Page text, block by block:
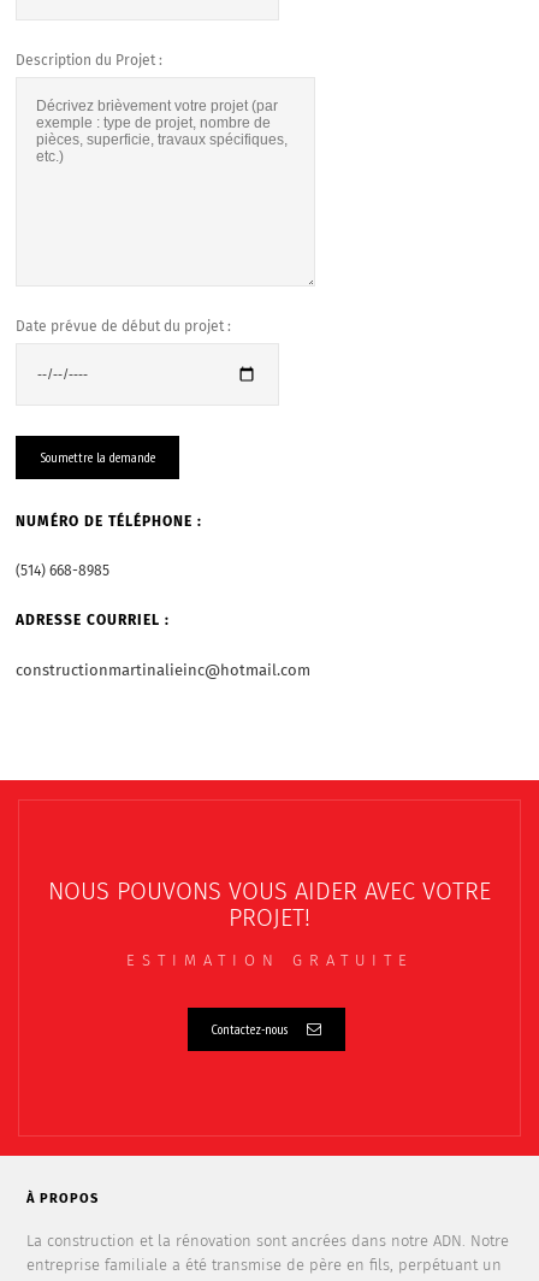
Description du Projet :
Date prévue de début du projet :
NUMÉRO DE TÉLÉPHONE :
(514) 668-8985
ADRESSE COURRIEL :
constructionmartinalieinc@hotmail.com
NOUS POUVONS VOUS AIDER AVEC VOTRE
PROJET!
ESTIMATION GRATUITE
Contactez-nous
À PROPOS
La construction et la rénovation sont ancrées dans notre ADN. Notre
entreprise familiale a été transmise de père en fils, perpétuant un